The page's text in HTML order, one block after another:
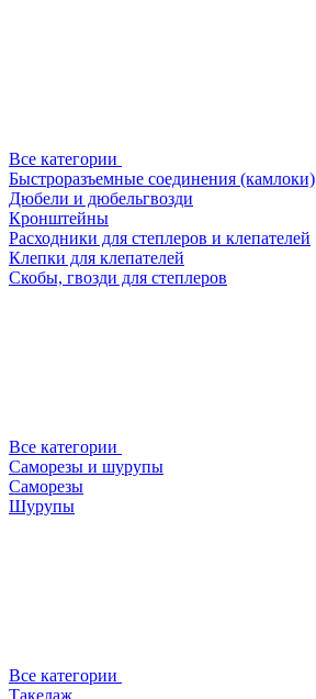
Все категории
Быстроразъемные соединения (камлоки)
Дюбели и дюбельгвозди
Кронштейны
Расходники для степлеров и клепателей
Клепки для клепателей
Скобы, гвозди для степлеров
Все категории
Саморезы и шурупы
Саморезы
Шурупы
Все категории
Такелаж